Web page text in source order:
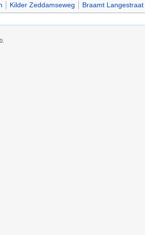
Kilder Zeddamseweg Braamt Langestraat